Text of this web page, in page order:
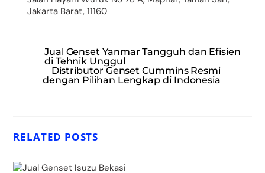
Jakarta Barat, 11160
Jual Genset Yanmar Tangguh dan Efisien
di Tehnik Unggul
Distributor Genset Cummins Resmi
dengan Pilihan Lengkap di Indonesia
RELATED POSTS